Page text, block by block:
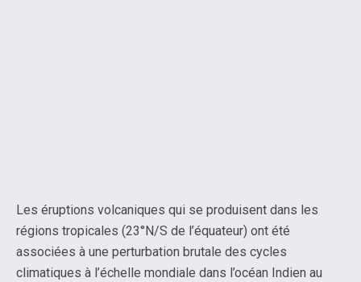
Les éruptions volcaniques qui se produisent dans les
régions tropicales (23°N/S de l’équateur) ont été
associées à une perturbation brutale des cycles
climatiques à l’échelle mondiale dans l’océan Indien au